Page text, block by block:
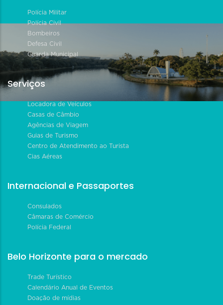
Polícia Militar
Polícia Civil
Bombeiros
Defesa Civil
Guarda Municipal
Serviços
Locadora de Veículos
Casas de Câmbio
Agências de Viagem
Guias de Turismo
Centro de Atendimento ao Turista
Cias Aéreas
Internacional e Passaportes
Consulados
Câmaras de Comércio
Polícia Federal
Belo Horizonte para o mercado
Trade Turístico
Calendário Anual de Eventos
Doação de mídias